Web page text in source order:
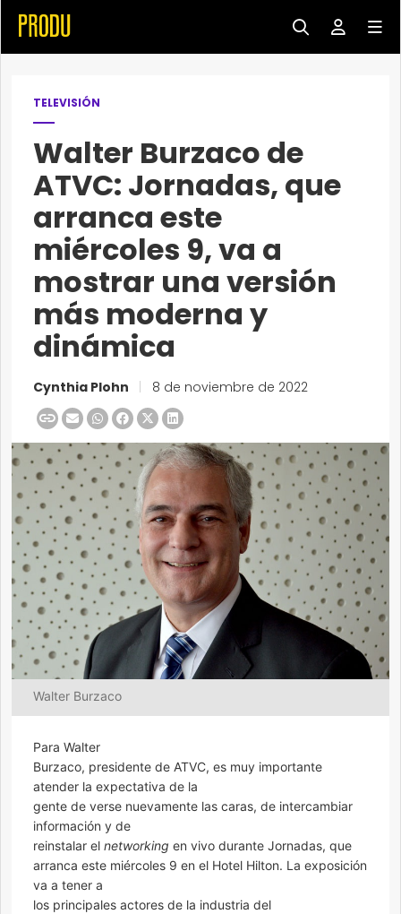
TELEVISIÓN
Walter Burzaco de
ATVC: Jornadas, que
arranca este
miércoles 9, va a
mostrar una versión
más moderna y
dinámica
Cynthia Plohn 8 de noviembre de 2022
Walter Burzaco
Para Walter
Burzaco, presidente de ATVC, es muy importante
atender la expectativa de la
gente de verse nuevamente las caras, de intercambiar
información y de
reinstalar el networking en vivo durante Jornadas, que
arranca este miércoles 9 en el Hotel Hilton. La exposición
va a tener a
los principales actores de la industria del